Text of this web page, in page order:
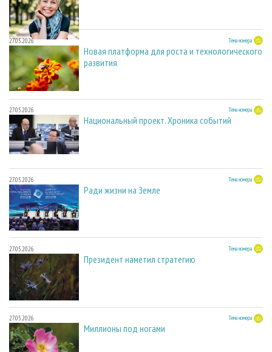
27.05.2026 Тема номера
Новая платформа для роста и технологического
развития
27.05.2026 Тема номера
Национальный проект. Хроника событий
27.05.2026 Тема номера
Ради жизни на Земле
27.05.2026 Тема номера
Президент наметил стратегию
27.05.2026 Тема номера
Миллионы под ногами